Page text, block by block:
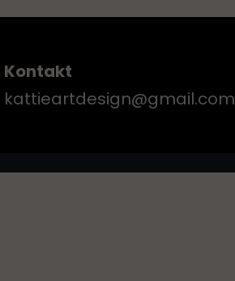
Kontakt
kattieartdesign@gmail.com